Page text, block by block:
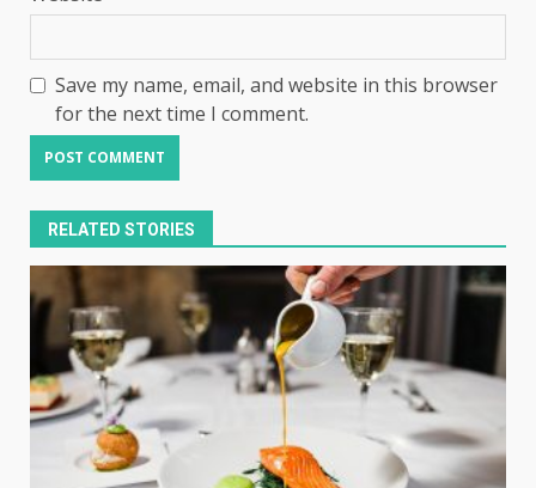
Save my name, email, and website in this browser
for the next time I comment.
RELATED STORIES